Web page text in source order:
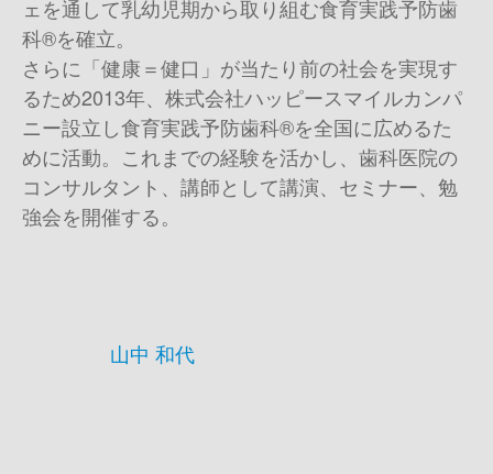
ェを通して乳幼児期から取り組む食育実践予防歯
科®を確立。
さらに「健康＝健口」が当たり前の社会を実現す
るため2013年、株式会社ハッピースマイルカンパ
ニー設立し食育実践予防歯科®を全国に広めるた
めに活動。これまでの経験を活かし、歯科医院の
コンサルタント、講師として講演、セミナー、勉
強会を開催する。
山中 和代